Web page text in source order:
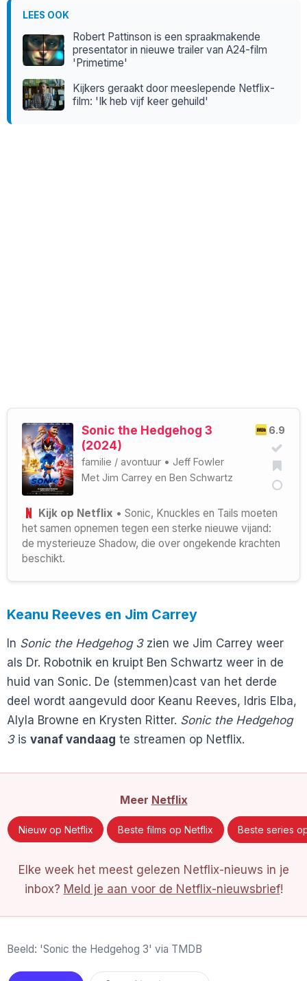
LEES OOK
Robert Pattinson is een spraakmakende
presentator in nieuwe trailer van A24-film
'Primetime'
Kijkers geraakt door meeslepende Netflix-
film: 'Ik heb vijf keer gehuild'
6.9
Sonic the Hedgehog 3
(2024)
familie / avontuur • Jeff Fowler
Met Jim Carrey en Ben Schwartz
Kijk op Netflix • Sonic, Knuckles en Tails moeten
het samen opnemen tegen een sterke nieuwe vijand:
de mysterieuze Shadow, die over ongekende krachten
beschikt.
Keanu Reeves en Jim Carrey
In Sonic the Hedgehog 3zien we Jim Carrey weer
als Dr. Robotnik en kruipt Ben Schwartz weer in de
huid van Sonic. De (stemmen)cast van het derde
deel wordt aangevuld door Keanu Reeves, Idris Elba,
Alyla Browne en Krysten Ritter. Sonic the Hedgehog
3is vanaf vandaag te streamen op Netflix.
Meer Netflix
Nieuw op Netflix Beste films op Netflix Beste series
Elke week het meest gelezen Netflix-nieuws in je
inbox? Meld je aan voor de Netflix-nieuwsbrief!
Beeld: 'Sonic the Hedgehog 3' via TMDB